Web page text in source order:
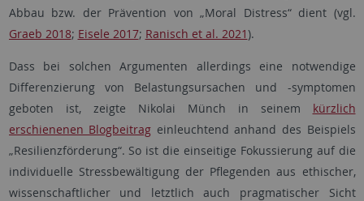
Abbau bzw. der Prävention von „Moral Distress“ dient (vgl.
Graeb 2018; Eisele 2017; Ranisch et al. 2021).
Dass bei solchen Argumenten allerdings eine notwendige
Differenzierung von Belastungsursachen und -symptomen
geboten ist, zeigte Nikolai Münch in seinem kürzlich
erschienenen Blogbeitrag einleuchtend anhand des Beispiels
„Resilienzförderung“. So ist die einseitige Fokussierung auf die
individuelle Stressbewältigung der Pflegenden aus ethischer,
wissenschaftlicher und letztlich auch pragmatischer Sicht